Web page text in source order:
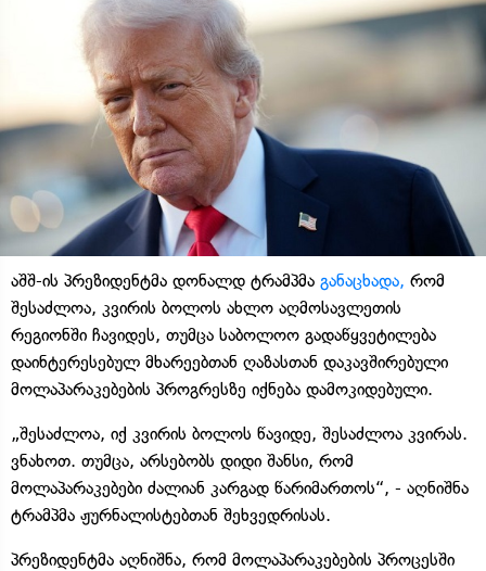
აშშ-ის პრეზიდენტმა დონალდ ტრამპმა განაცხადა, რომ
შესაძლოა, კვირის ბოლოს ახლო აღმოსავლეთის
რეგიონში ჩავიდეს, თუმცა საბოლოო გადაწყვეტილება
დაინტერესებულ მხარეებთან ღაზასთან დაკავშირებული
მოლაპარაკებების პროგრესზე იქნება დამოკიდებული.
„შესაძლოა, იქ კვირის ბოლოს წავიდე, შესაძლოა კვირას.
ვნახოთ. თუმცა, არსებობს დიდი შანსი, რომ
მოლაპარაკებები ძალიან კარგად წარიმართოს“, - აღნიშნა
ტრამპმა ჟურნალისტებთან შეხვედრისას.
პრეზიდენტმა აღნიშნა, რომ მოლაპარაკებების პროცესში